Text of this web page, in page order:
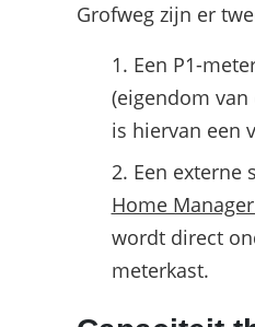
Grofweg zijn er
Een P1-
(eigendom
is hiervan een
Een externe
Home
wordt direct
meterkast.